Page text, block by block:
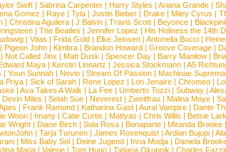
Swift | Sabrina Carpenter | Harry Styles | Ariana Grande |
Gomez | Raye| Tyla| Justin Bieber| Drake| Miley Cyrus |
| Christina Aguilera | J Balvin | Travis Scott | Beyonce |
| The Beatles | Jennifer Lopez | His Holiness the 14th
| Vitas | Frida Gold | Elke Jeinsen | Antonella Bucci |
| Pigeon John | Kimbra | Brandon Howard | Groove Coverage |
Not Called Jinx | Matt Dusk | Spencer Day| Barry Manilow|
Maya | Kerstin Linnartz | Jessica Stockmann | A5
| Youn Sunnah | Nevio | Stream Of Passion | Machinae
Priya | Sick of Sarah | Rene Lopez | Lori Jenaire | Chromeo |
| Ava Takes A Walk | La Fee| Umberto Tozzi| Subway|
Devin Miles | Selah Sue| Neverest| Zweitfrau| Malina Moye|
| Frank Ramond| Katharina Gast| Aural Vampire| Dante
Woon| Imany| Catie Curtis | Mattyas | Chris Willis | Betsie
Wright| Diane Birch| Sola Rosa| Bonaparte| Miranda Brooke|
| Tarja Turunen| James Rosenquist| Ardian Bujupi|
| Miss Baby Sol | Deine Jugend | Inna Modja | Daniela
Maria | Valerie | Tom Hugo | Tatiana Okupnik | Charles